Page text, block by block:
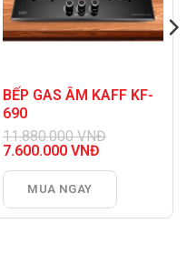
BẾP GAS ÂM KAFF KF-
690
11.880.000VNĐ
Giá
là:
11.880.000 VNĐ.
7.600.000 VNĐ
hiện
là:
7.600.000 VNĐ.
MUA NGAY